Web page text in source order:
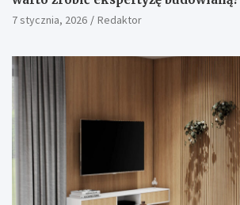
7 stycznia, 2026 Redaktor